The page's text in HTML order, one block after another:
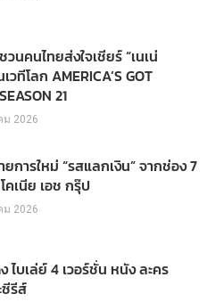
นคนไทยส่งใจเชียร์ “เนเน่
วทีโลก AMERICA’S GOT
21
ม 2026
ยการใหม่ “รสแลกเงิน” จากช่อง 7
คเนีย เอช กรุ๊ป
ม 2026
ไบเล่ย์ 4 เวอร์ชั่น หนัง ละคร
รีส์